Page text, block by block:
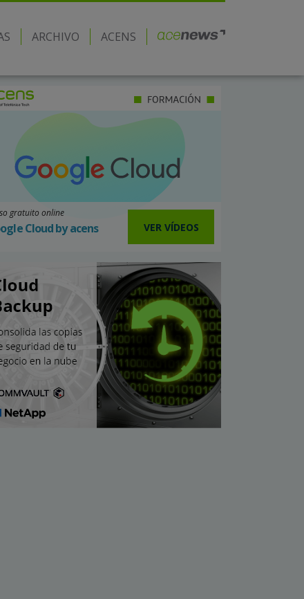
ARCHIVO ACENS
gratuito online
Cloud by acens VER VÍDEOS